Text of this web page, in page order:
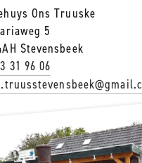
Ons Truuske
5
Stevensbeek
31 96 06